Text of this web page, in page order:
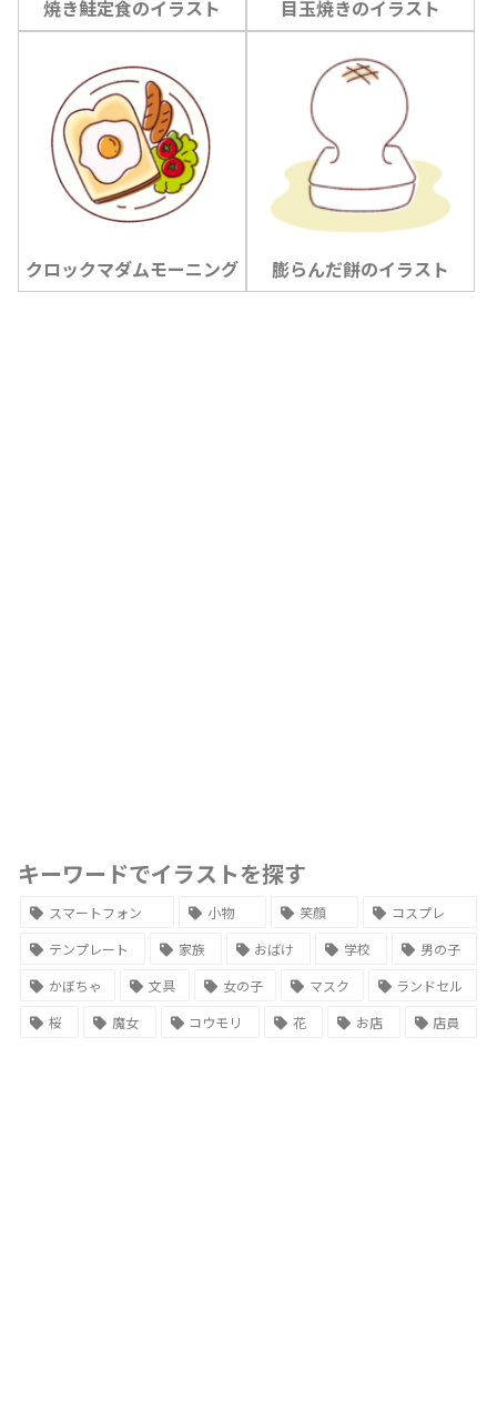
焼き鮭定食のイラスト 目玉焼きのイラスト
クロックマダムモーニング 膨らんだ餅のイラスト
キーワードでイラストを探す
スマートフォン 小物 笑顔
コスプレ
テンプレート
家族 おばけ 学校
男の子
かぼちゃ
文具 女の子 マスク
ランドセル
桜
魔女 コウモリ 花 お店 店員